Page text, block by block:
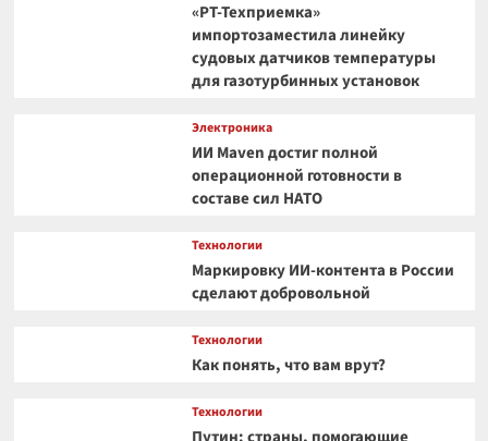
«РТ-Техприемка»
импортозаместила линейку
судовых датчиков температуры
для газотурбинных установок
Электроника
ИИ Maven достиг полной
операционной готовности в
составе сил НАТО
Технологии
Маркировку ИИ-контента в России
сделают добровольной
Технологии
Как понять, что вам врут?
Технологии